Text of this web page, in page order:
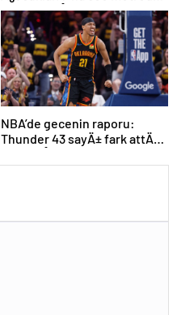
fazla yaklaÅamayacak
NBA’de gecenin raporu:
Thunder 43 sayÄ± fark attÄ±,